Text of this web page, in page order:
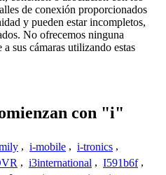
de conexión proporcionados
y pueden estar incompletos,
No ofrecemos ninguna
sus cámaras utilizando estas
con "i"
, i-mobile , i-tronics ,
, i3international , I591b6f ,